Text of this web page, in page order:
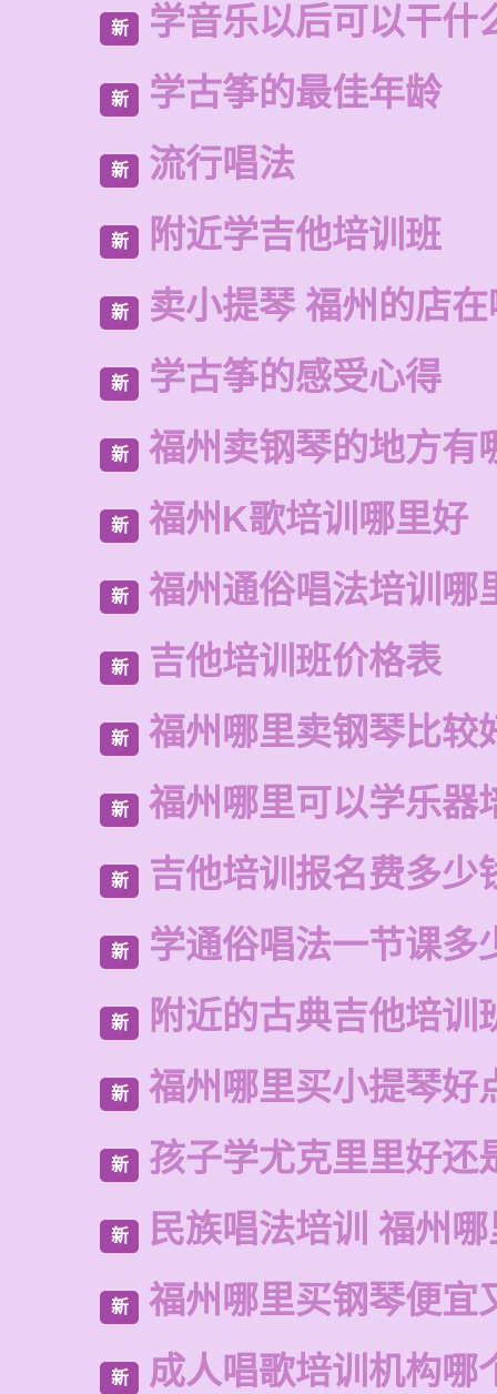
新 学音乐以后可以干什
新 学古筝的最佳年龄
新 流行唱法
新 附近学吉他培训班
新 卖小提琴 福州的店
新 学古筝的感受心得
新 福州卖钢琴的地方有
新 福州K歌培训哪里好
新 福州通俗唱法培训哪
新 吉他培训班价格表
新 福州哪里卖钢琴比较
新 福州哪里可以学乐器
新 吉他培训报名费多少
新 学通俗唱法一节课多
新 附近的古典吉他培训
新 福州哪里买小提琴好
新 孩子学尤克里里好还
新 民族唱法培训 福州
新 福州哪里买钢琴便宜
新 成人唱歌培训机构哪